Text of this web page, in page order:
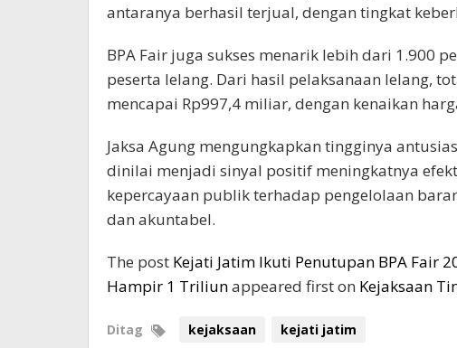
antaranya berhasil terjual, dengan tingkat
BPA Fair juga sukses menarik lebih dari 1.900
peserta lelang. Dari hasil pelaksanaan lelang,
mencapai Rp997,4 miliar, dengan kenaikan
Jaksa Agung mengungkapkan tingginya
dinilai menjadi sinyal positif meningkatnya
kepercayaan publik terhadap pengelolaan
dan akuntabel.
The post Kejati Jatim Ikuti Penutupan BPA Fair
Hampir 1 Triliunappeared first on Kejaksaan
Ditag kejaksaan kejati jatim